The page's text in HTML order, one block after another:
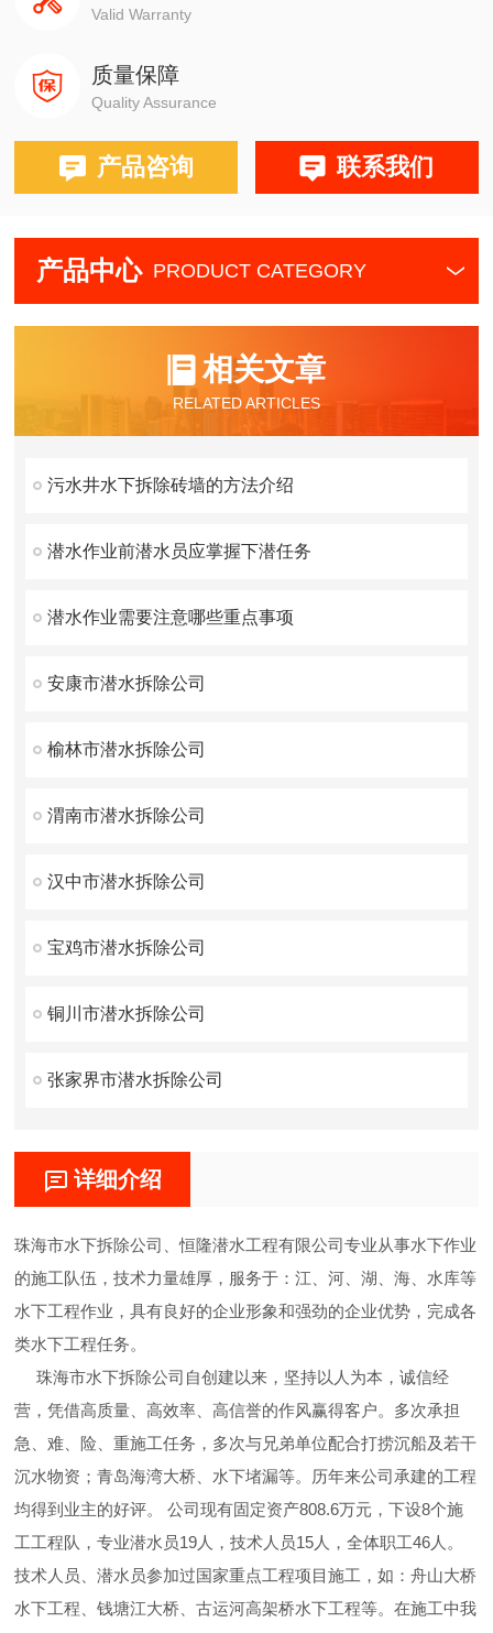
Valid Warranty
质量保障
Quality Assurance
产品咨询 联系我们
产品中心 PRODUCT CATEGORY
相关文章
RELATED ARTICLES
污水井水下拆除砖墙的方法介绍
潜水作业前潜水员应掌握下潜任务
潜水作业需要注意哪些重点事项
安康市潜水拆除公司
榆林市潜水拆除公司
渭南市潜水拆除公司
汉中市潜水拆除公司
宝鸡市潜水拆除公司
铜川市潜水拆除公司
张家界市潜水拆除公司
详细介绍
珠海市水下拆除公司、恒隆潜水工程有限公司专业从事水下作业
的施工队伍，技术力量雄厚，服务于：江、河、湖、海、水库等
水下工程作业，具有良好的企业形象和强劲的企业优势，完成各
类水下工程任务。
珠海市水下拆除公司自创建以来，坚持以人为本，诚信经
营，凭借高质量、高效率、高信誉的作风赢得客户。多次承担
急、难、险、重施工任务，多次与兄弟单位配合打捞沉船及若干
沉水物资；青岛海湾大桥、水下堵漏等。历年来公司承建的工程
均得到业主的好评。 公司现有固定资产808.6万元，下设8个施
工工程队，专业潜水员19人，技术人员15人，全体职工46人。
技术人员、潜水员参加过国家重点工程项目施工，如：舟山大桥
水下工程、钱塘江大桥、古运河高架桥水下工程等。在施工中我